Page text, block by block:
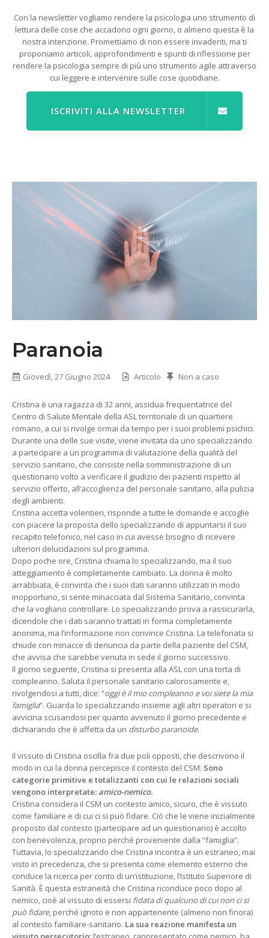
Con la newsletter vogliamo rendere la psicologia uno strumento di
lettura delle cose che accadono ogni giorno, o almeno questa è la
nostra intenzione. Promettiamo di non essere invadenti, ma ti
proponiamo articoli, approfondimenti e spunti di riflessione per
rendere la psicologia sempre di più uno strumento agile attraverso
cui leggere e intervenire sulle cose quotidiane.
ISCRIVITI ALLA NEWSLETTER
Paranoia
Giovedì, 27 Giugno 2024 Articolo Non a caso
Cristina è una ragazza di 32 anni, assidua frequentatrice del
Centro di Salute Mentale della ASL territoriale di un quartiere
romano, a cui si rivolge ormai da tempo per i suoi problemi psichici.
Durante una delle sue visite, viene invitata da uno specializzando
a partecipare a un programma di valutazione della qualità del
servizio sanitario, che consiste nella somministrazione di un
questionario volto a verificare il giudizio dei pazienti rispetto al
servizio offerto, all’accoglienza del personale sanitario, alla pulizia
degli ambienti.
Cristina accetta volentieri, risponde a tutte le domande e accoglie
con piacere la proposta dello specializzando di appuntarsi il suo
recapito telefonico, nel caso in cui avesse bisogno di ricevere
ulteriori delucidazioni sul programma.
Dopo poche ore, Cristina chiama lo specializzando, ma il suo
atteggiamento è completamente cambiato. La donna è molto
arrabbiata, è convinta che i suoi dati saranno utilizzati in modo
inopportuno, si sente minacciata dal Sistema Sanitario, convinta
che la vogliano controllare. Lo specializzando prova a rassicurarla,
dicendole che i dati saranno trattati in forma completamente
anonima, ma l’informazione non convince Cristina. La telefonata si
chiude con minacce di denuncia da parte della paziente del CSM,
che avvisa che sarebbe venuta in sede il giorno successivo.
Il giorno seguente, Cristina si presenta alla ASL con una torta di
compleanno. Saluta il personale sanitario calorosamente e,
rivolgendosi a tutti, dice: “oggi è il mio compleanno e voi siete la mia
famiglia”. Guarda lo specializzando insieme agli altri operatori e si
avvicina scusandosi per quanto avvenuto il giorno precedente e
dichiarando che è affetta da un disturbo paranoide.
Il vissuto di Cristina oscilla fra due poli opposti, che descrivono il
modo in cui la donna percepisce il contesto del CSM. Sono
categorie primitive e totalizzanti con cui le relazioni sociali
vengono interpretate: amico-nemico.
Cristina considera il CSM un contesto amico, sicuro, che è vissuto
come familiare e di cui ci si può fidare. Ciò che le viene inizialmente
proposto dal contesto (partecipare ad un questionario) è accolto
con benevolenza, proprio perché proveniente dalla “famiglia”.
Tuttavia, lo specializzando che Cristina incontra è un estraneo, mai
visto in precedenza, che si presenta come elemento esterno che
conduce la ricerca per conto di un’istituzione, l’Istituto Superiore di
Sanità. È questa estraneità che Cristina riconduce poco dopo al
nemico, cioè al vissuto di essersi fidata di qualcuno di cui non ci si
può fidare, perché ignoto e non appartenente (almeno non finora)
al contesto familiare-sanitario. La sua reazione manifesta un